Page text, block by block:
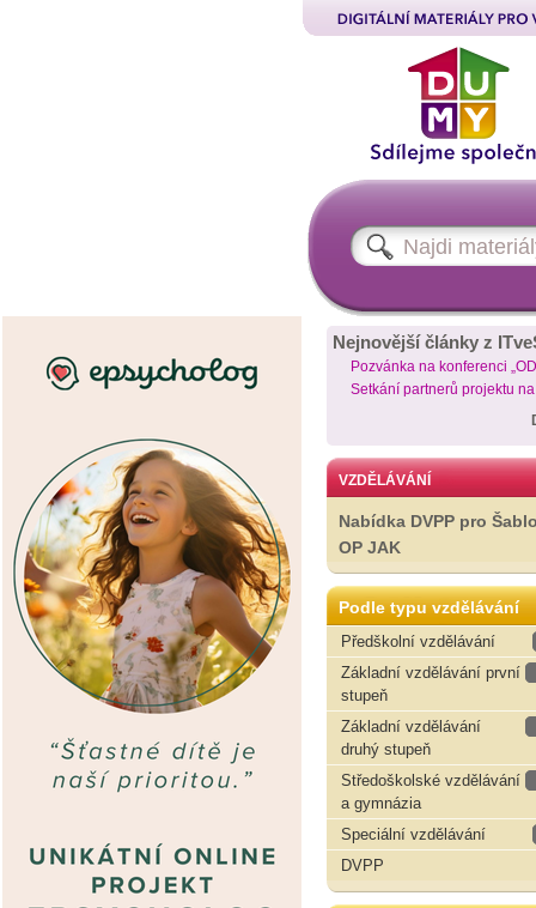
Nejnovější články z
Pozvánka na konferenci
Setkání partnerů projektu
VZDĚLÁVÁNÍ
Nabídka DVPP pro
OP JAK
Podle typu vzdělávání
Předškolní vzdělávání
Základní vzdělávání první
stupeň
Základní vzdělávání
druhý stupeň
Středoškolské vzdělávání
a gymnázia
Speciální vzdělávání
DVPP